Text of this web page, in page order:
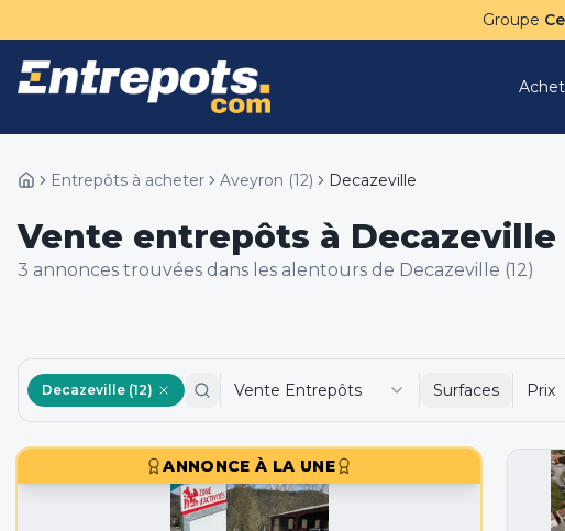
Groupe
Entrepôts à acheter Aveyron (12) Decazeville
Vente entrepôts à Decazeville
3 annonces trouvées dans les alentours de Decazeville (12)
Decazeville (12) Vente Entrepôts Surfaces Prix
ANNONCE À LA UNE